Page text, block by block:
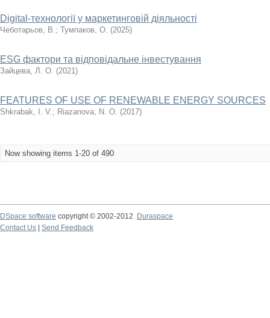
Digital-технології у маркетинговій діяльності
Чеботарьов, В.; Тумпаков, О. (2025)
ESG фактори та відповідальне інвестування
Зайцева, Л. О. (2021)
FEATURES OF USE OF RENEWABLE ENERGY SOURCES
Shkrabak, І. V.; Riazanova, N. О. (2017)
Now showing items 1-20 of 490
DSpace software copyright © 2002-2012
Duraspace
Contact Us
Send Feedback